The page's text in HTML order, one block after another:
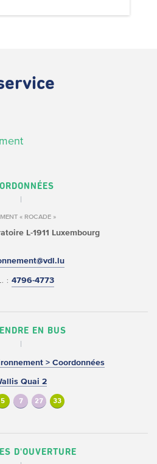
« ROCADE »
L-1911 Luxembourg
: 4796-4773
EN BUS
> Coordonnées
Quai 2
5 7 27 33
D'OUVERTURE